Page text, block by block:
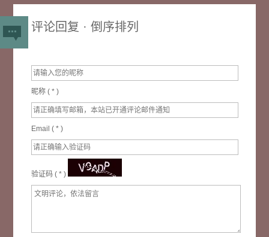
评论回复 · 倒序排列
昵称 (*)
Email (*)
验证码 (*)